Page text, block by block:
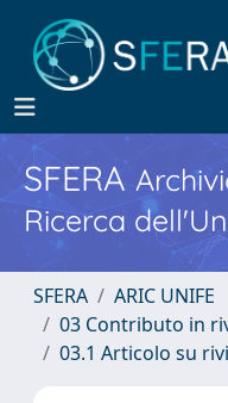
SFERA
Ricerca
SFERA
ARIC UNIFE
03 Contributo in
03.1 Articolo su